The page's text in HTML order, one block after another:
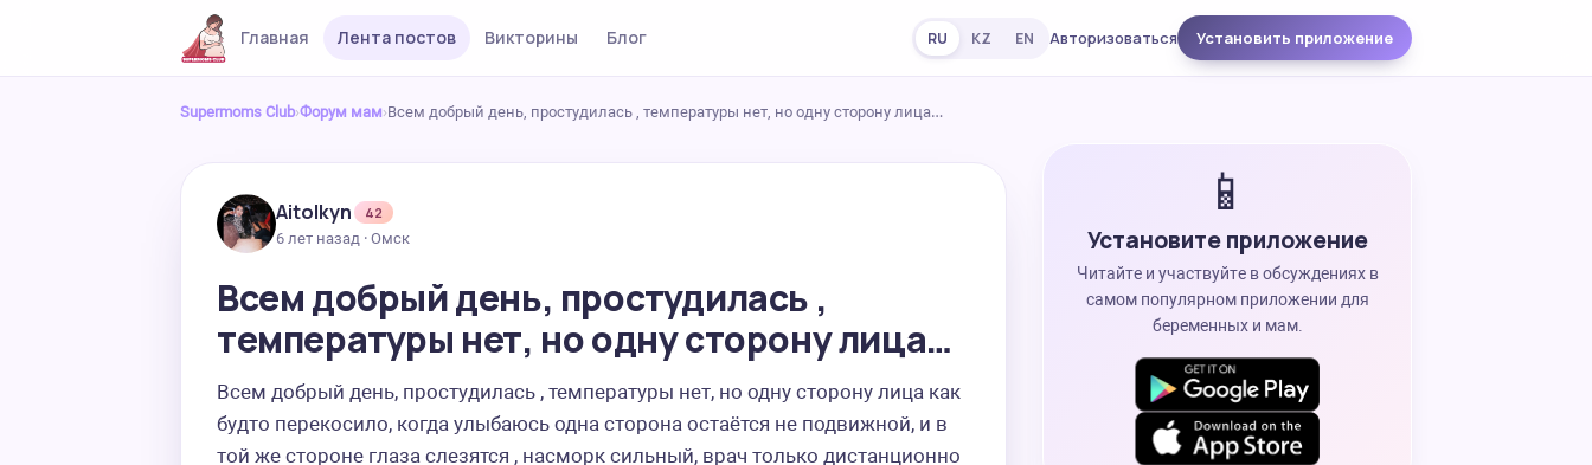
Главная Лента постов Викторины Блог RU KZ EN Авторизоваться Установить приложение
Supermoms Club›Форум мам›Всем добрый день, простудилась , температуры нет, но одну сторону лица…
Aitolkyn
42
6 лет назад · Омск
Всем добрый день, простудилась ,
температуры нет, но одну сторону лица…
Всем добрый день, простудилась , температуры нет, но одну сторону лица как
будто перекосило, когда улыбаюсь одна сторона остаётся не подвижной, и в
той же стороне глаза слезятся , насморк сильный, врач только дистанционно
📱
Установите приложение
Читайте и участвуйте в обсуждениях в
самом популярном приложении для
беременных и мам.